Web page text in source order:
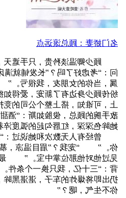
名门娇妻：顾总滚远点
遮天，却近在咫尺，眯眸逼
满床，她眉目水媚：“你心有所
。” 亏？的确亏。 西城区
痴如醉，将顾太太宝座双手奉
拍案，对手竟然是臂弯搭着情
：“酒甜，放弃这次竞拍吧。”
着寒冰：“那就各凭本事吧。”
“给顾少低个头吧，他向来宠
酒甜笑的讥讽：“那是你没有
宝。” 最初的最初，她挺直脊
条件。” 最后的最后，他将她
眸，嗓音低沉：“我一死，只换
你不生气，嗯？”